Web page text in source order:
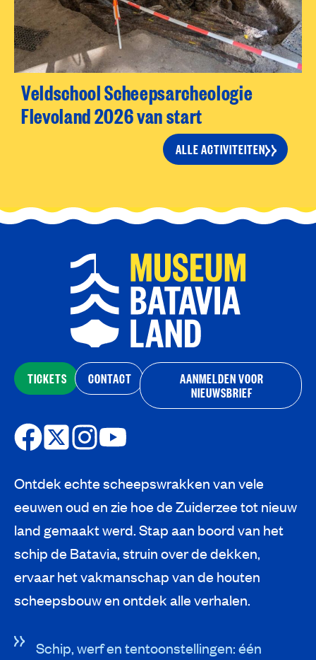
Veldschool Scheepsarcheologie
Flevoland 2026 van start
ALLE ACTIVITEITEN
TICKETS CONTACT
AANMELDEN VOOR
NIEUWSBRIEF
Ontdek echte scheepswrakken van vele
eeuwen oud en zie hoe de Zuiderzee tot nieuw
land gemaakt werd. Stap aan boord van het
schip de Batavia, struin over de dekken,
ervaar het vakmanschap van de houten
scheepsbouw en ontdek alle verhalen.
Schip, werf en tentoonstellingen: één